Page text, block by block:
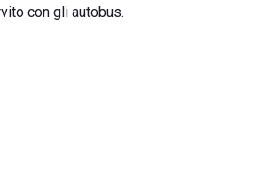
con gli autobus.